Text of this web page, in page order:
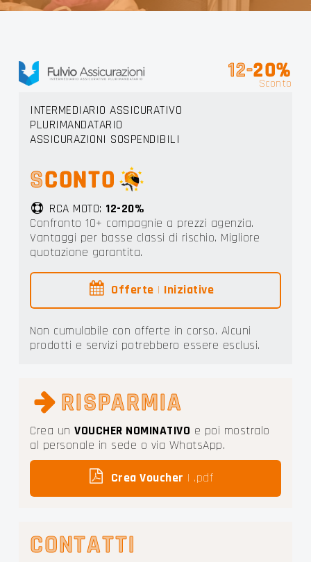
12-20%
Sconto
INTERMEDIARIO ASSICURATIVO
PLURIMANDATARIO
ASSICURAZIONI SOSPENDIBILI
SCONTO
RCA MOTO: 12-20%
Confronto 10+ compagnie a prezzi agenzia.
Vantaggi per basse classi di rischio. Migliore
quotazione garantita.
Offerte | Iniziative
Non cumulabile con offerte in corso. Alcuni
prodotti e servizi potrebbero essere esclusi.
RISPARMIA
Crea unVOUCHER NOMINATIVO e poi mostralo
al personale in sede o via WhatsApp.
Crea Voucher | .pdf
CONTATTI